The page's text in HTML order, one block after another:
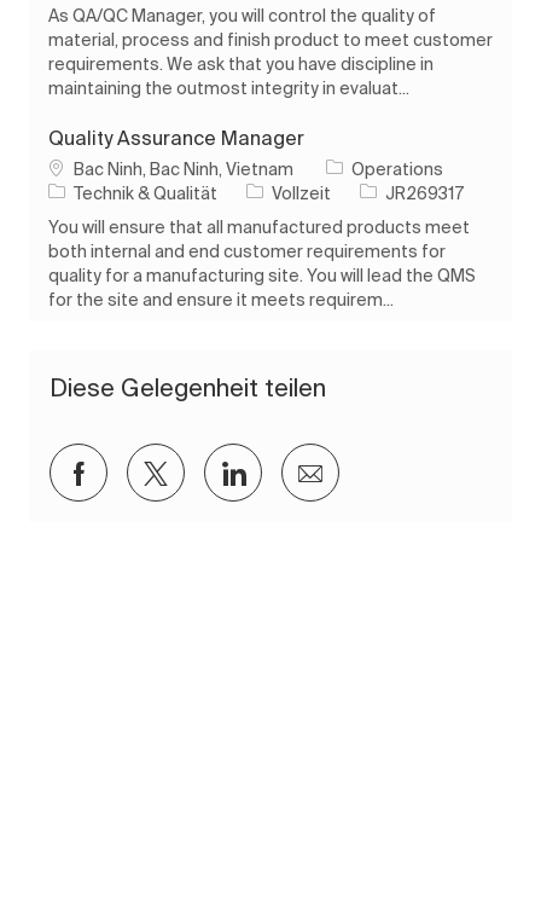
As QA/QC Manager, you will control the quality of
material, process and finish product to meet customer
requirements. We ask that you have discipline in
maintaining the outmost integrity in evaluat...
Quality Assurance Manager
Ort Bac Ninh, Bac Ninh, Vietnam
Operations
Kategorie
Technik & Qualität Auftragstyp
Vollzeit Auftrags-ID
JR269317
You will ensure that all manufactured products meet
both internal and end customer requirements for
quality for a manufacturing site. You will lead the QMS
for the site and ensure it meets requirem...
Diese Gelegenheit teilen
Über Facebook teilen
Über Twitter teilen
Über LinkedIn teilen
Per E-Mail teilen